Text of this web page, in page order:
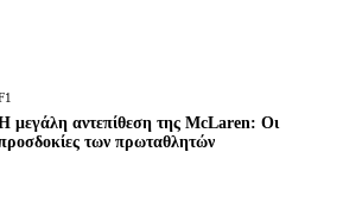
μεγάλη αντεπίθεση της McLaren: Οι
των πρωταθλητών